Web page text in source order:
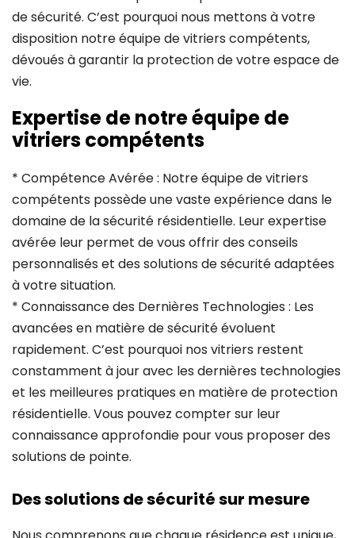
de sécurité. C’est pourquoi nous mettons à votre
disposition notre équipe de vitriers compétents,
dévoués à garantir la protection de votre espace de
vie.
Expertise de notre équipe de
vitriers compétents
* Compétence Avérée : Notre équipe de vitriers
compétents possède une vaste expérience dans le
domaine de la sécurité résidentielle. Leur expertise
avérée leur permet de vous offrir des conseils
personnalisés et des solutions de sécurité adaptées
à votre situation.
* Connaissance des Dernières Technologies : Les
avancées en matière de sécurité évoluent
rapidement. C’est pourquoi nos vitriers restent
constamment à jour avec les dernières technologies
et les meilleures pratiques en matière de protection
résidentielle. Vous pouvez compter sur leur
connaissance approfondie pour vous proposer des
solutions de pointe.
Des solutions de sécurité sur mesure